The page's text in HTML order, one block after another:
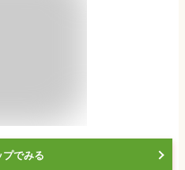
プでみる